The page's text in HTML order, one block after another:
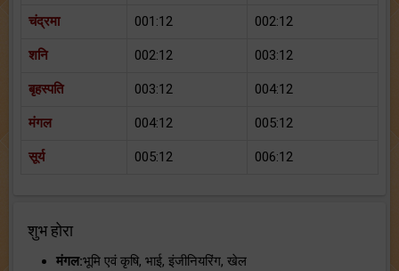
चंद्रमा 001:12 002:12
शनि 002:12 003:12
बृहस्पति 003:12 004:12
मंगल 004:12 005:12
सूर्य 005:12 006:12
शुभ होरा
मंगल:भूमि एवं कृषि, भाई, इंजीनियरिंग, खेल